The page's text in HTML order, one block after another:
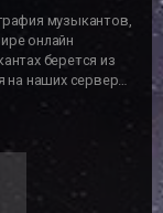
музыкантов,
онлайн
берется из
наших серверах